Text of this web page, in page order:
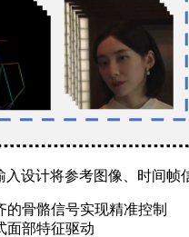
入设计将参考图像、时间
的骨骼信号实现精准控制
面部特征驱动